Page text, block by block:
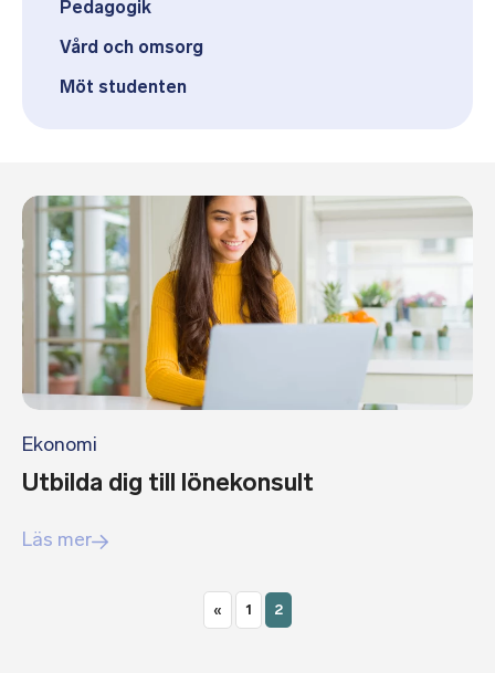
Pedagogik
Vård och omsorg
Möt studenten
Ekonomi
Utbilda dig till lönekonsult
Läs mer
« 1 2